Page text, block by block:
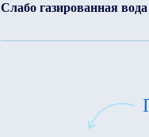
Слабо газированная